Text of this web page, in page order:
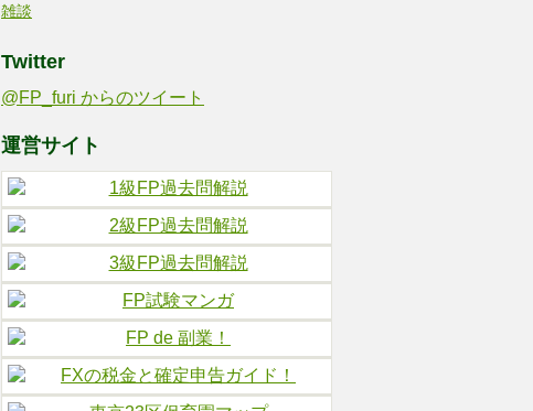
雑談
Twitter
@FP_furi からのツイート
運営サイト